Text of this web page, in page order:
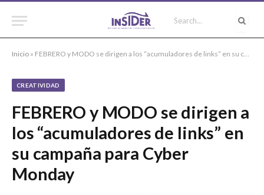
Inicio » FEBRERO y MODO se dirigen a los “acumuladores de links” en su campaña para Cyber Monday
CREATIVIDAD
FEBRERO y MODO se dirigen a
los “acumuladores de links” en
su campaña para Cyber
Monday